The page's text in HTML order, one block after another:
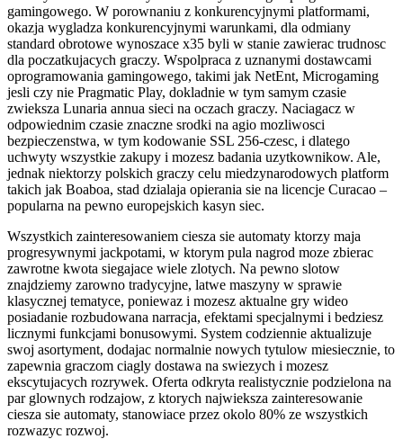
gamingowego. W porownaniu z konkurencyjnymi platformami,
okazja wygladza konkurencyjnymi warunkami, dla odmiany
standard obrotowe wynoszace x35 byli w stanie zawierac trudnosc
dla poczatkujacych graczy. Wspolpraca z uznanymi dostawcami
oprogramowania gamingowego, takimi jak NetEnt, Microgaming
jesli czy nie Pragmatic Play, dokladnie w tym samym czasie
zwieksza Lunaria annua sieci na oczach graczy. Naciagacz w
odpowiednim czasie znaczne srodki na agio mozliwosci
bezpieczenstwa, w tym kodowanie SSL 256-czesc, i dlatego
uchwyty wszystkie zakupy i mozesz badania uzytkownikow. Ale,
jednak niektorzy polskich graczy celu miedzynarodowych platform
takich jak Boaboa, stad dzialaja opierania sie na licencje Curacao –
popularna na pewno europejskich kasyn siec.
Wszystkich zainteresowaniem ciesza sie automaty ktorzy maja
progresywnymi jackpotami, w ktorym pula nagrod moze zbierac
zawrotne kwota siegajace wiele zlotych. Na pewno slotow
znajdziemy zarowno tradycyjne, latwe maszyny w sprawie
klasycznej tematyce, poniewaz i mozesz aktualne gry wideo
posiadanie rozbudowana narracja, efektami specjalnymi i bedziesz
licznymi funkcjami bonusowymi. System codziennie aktualizuje
swoj asortyment, dodajac normalnie nowych tytulow miesiecznie, to
zapewnia graczom ciagly dostawa na swiezych i mozesz
ekscytujacych rozrywek. Oferta odkryta realistycznie podzielona na
par glownych rodzajow, z ktorych najwieksza zainteresowanie
ciesza sie automaty, stanowiace przez okolo 80% ze wszystkich
rozwazyc rozwoj.